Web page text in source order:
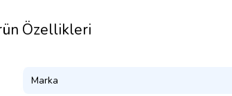
Özellikleri
Marka